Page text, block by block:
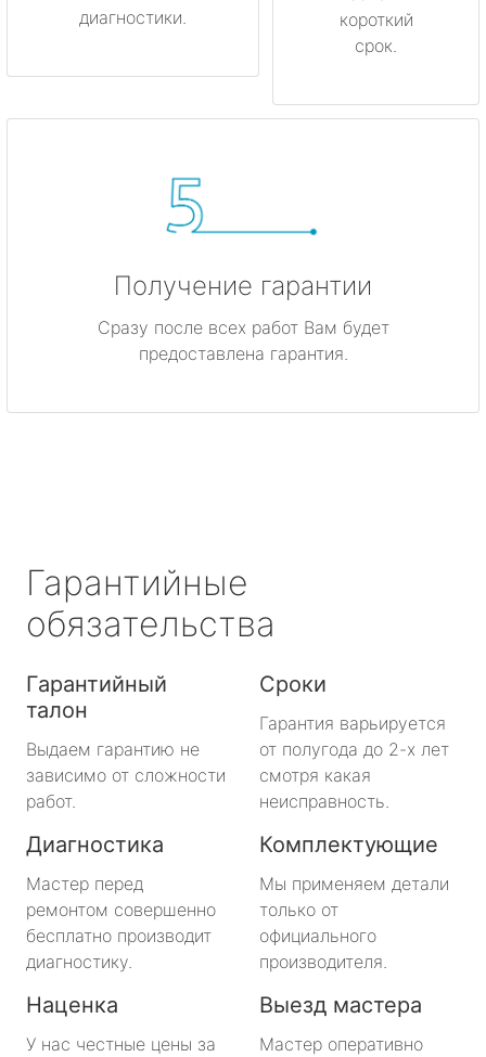
диагностики.
короткий
срок.
Получение гарантии
Сразу после всех работ Вам будет
предоставлена гарантия.
Гарантийные
обязательства
Гарантийный
талон
Выдаем гарантию не
зависимо от сложности
работ.
Сроки
Гарантия варьируется
от полугода до 2-х лет
смотря какая
неисправность.
Диагностика
Мастер перед
ремонтом совершенно
бесплатно производит
диагностику.
Комплектующие
Мы применяем детали
только от
официального
производителя.
Наценка
У нас честные цены за
Выезд мастера
Мастер оперативно